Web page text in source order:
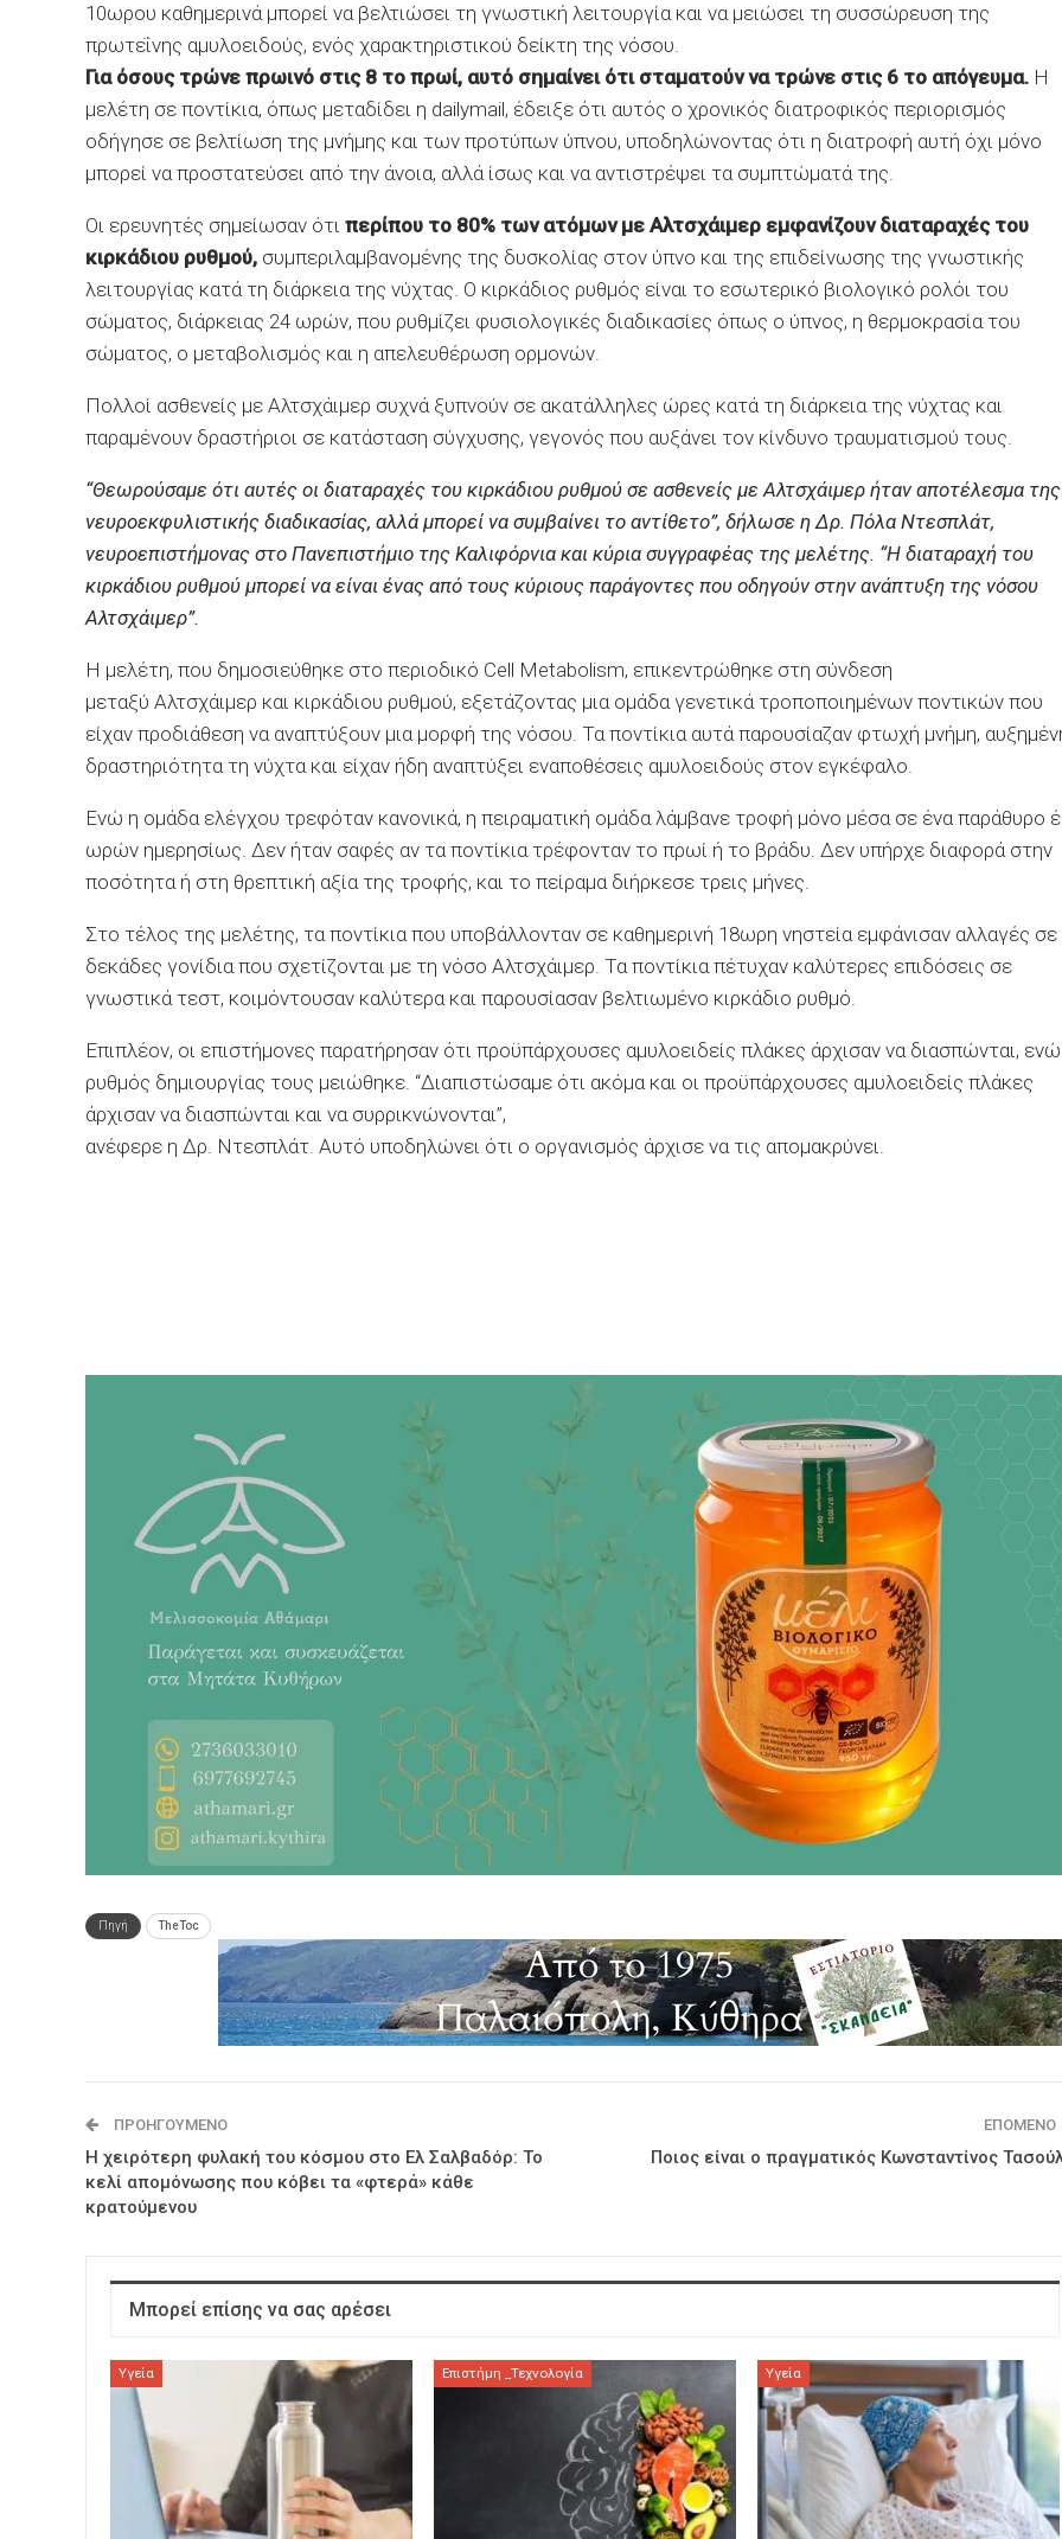
10ωρου καθημερινά μπορεί να βελτιώσει τη γνωστική λειτουργία και να μειώσει τη συσσώρευση της
πρωτεΐνης αμυλοειδούς, ενός χαρακτηριστικού δείκτη της νόσου.
Για όσους τρώνε πρωινό στις 8 το πρωί, αυτό σημαίνει ότι σταματούν να τρώνε στις 6 το απόγευμα. Η
μελέτη σε ποντίκια, όπως μεταδίδει η dailymail, έδειξε ότι αυτός ο χρονικός διατροφικός περιορισμός
οδήγησε σε βελτίωση της μνήμης και των προτύπων ύπνου, υποδηλώνοντας ότι η διατροφή αυτή όχι μόνο
μπορεί να προστατεύσει από την άνοια, αλλά ίσως και να αντιστρέψει τα συμπτώματά της.
Οι ερευνητές σημείωσαν ότι περίπου το 80% των ατόμων με Αλτσχάιμερ εμφανίζουν διαταραχές του
κιρκάδιου ρυθμού, συμπεριλαμβανομένης της δυσκολίας στον ύπνο και της επιδείνωσης της γνωστικής
λειτουργίας κατά τη διάρκεια της νύχτας. Ο κιρκάδιος ρυθμός είναι το εσωτερικό βιολογικό ρολόι του
σώματος, διάρκειας 24 ωρών, που ρυθμίζει φυσιολογικές διαδικασίες όπως ο ύπνος, η θερμοκρασία του
σώματος, ο μεταβολισμός και η απελευθέρωση ορμονών.
Πολλοί ασθενείς με Αλτσχάιμερ συχνά ξυπνούν σε ακατάλληλες ώρες κατά τη διάρκεια της νύχτας και
παραμένουν δραστήριοι σε κατάσταση σύγχυσης, γεγονός που αυξάνει τον κίνδυνο τραυματισμού τους.
“Θεωρούσαμε ότι αυτές οι διαταραχές του κιρκάδιου ρυθμού σε ασθενείς με Αλτσχάιμερ ήταν αποτέλεσμα της
νευροεκφυλιστικής διαδικασίας, αλλά μπορεί να συμβαίνει το αντίθετο”, δήλωσε η Δρ. Πόλα Ντεσπλάτ,
νευροεπιστήμονας στο Πανεπιστήμιο της Καλιφόρνια και κύρια συγγραφέας της μελέτης. “Η διαταραχή του
κιρκάδιου ρυθμού μπορεί να είναι ένας από τους κύριους παράγοντες που οδηγούν στην ανάπτυξη της νόσου
Αλτσχάιμερ”.
Η μελέτη, που δημοσιεύθηκε στο περιοδικό Cell Metabolism, επικεντρώθηκε στη σύνδεση
μεταξύ Αλτσχάιμερ και κιρκάδιου ρυθμού, εξετάζοντας μια ομάδα γενετικά τροποποιημένων ποντικών που
είχαν προδιάθεση να αναπτύξουν μια μορφή της νόσου. Τα ποντίκια αυτά παρουσίαζαν φτωχή μνήμη,
δραστηριότητα τη νύχτα και είχαν ήδη αναπτύξει εναποθέσεις αμυλοειδούς στον εγκέφαλο.
Ενώ η ομάδα ελέγχου τρεφόταν κανονικά, η πειραματική ομάδα λάμβανε τροφή μόνο μέσα σε ένα παράθυρο
ωρών ημερησίως. Δεν ήταν σαφές αν τα ποντίκια τρέφονταν το πρωί ή το βράδυ. Δεν υπήρχε διαφορά στην
ποσότητα ή στη θρεπτική αξία της τροφής, και το πείραμα διήρκεσε τρεις μήνες.
Στο τέλος της μελέτης, τα ποντίκια που υποβάλλονταν σε καθημερινή 18ωρη νηστεία εμφάνισαν αλλαγές σε
δεκάδες γονίδια που σχετίζονται με τη νόσο Αλτσχάιμερ. Τα ποντίκια πέτυχαν καλύτερες επιδόσεις σε
γνωστικά τεστ, κοιμόντουσαν καλύτερα και παρουσίασαν βελτιωμένο κιρκάδιο ρυθμό.
Επιπλέον, οι επιστήμονες παρατήρησαν ότι προϋπάρχουσες αμυλοειδείς πλάκες άρχισαν να διασπώνται,
ρυθμός δημιουργίας τους μειώθηκε. “Διαπιστώσαμε ότι ακόμα και οι προϋπάρχουσες αμυλοειδείς πλάκες
άρχισαν να διασπώνται και να συρρικνώνονται”,
ανέφερε η Δρ. Ντεσπλάτ. Αυτό υποδηλώνει ότι ο οργανισμός άρχισε να τις απομακρύνει.
Πηγή TheToc
ΠΡΟΗΓΟΎΜΕΝΟ
Η χειρότερη φυλακή του κόσμου στο Ελ Σαλβαδόρ: Το
κελί απομόνωσης που κόβει τα «φτερά» κάθε
κρατούμενου
ΕΠΌΜΕΝΟ
Ποιος είναι ο πραγματικός Κωνσταντίνος
Μπορεί επίσης να σας αρέσει
Υγεία Επιστήμη _Τεχνολογία Υγεία